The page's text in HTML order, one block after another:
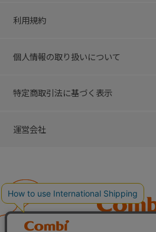
利用規約
個人情報の取り扱いについて
特定商取引法に基づく表示
運営会社